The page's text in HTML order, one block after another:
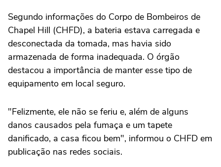
Segundo informações do Corpo de Bombeiros de
Chapel Hill (CHFD), a bateria estava carregada e
desconectada da tomada, mas havia sido
armazenada de forma inadequada. O órgão
destacou a importância de manter esse tipo de
equipamento em local seguro.
"Felizmente, ele não se feriu e, além de alguns
danos causados pela fumaça e um tapete
danificado, a casa ficou bem", informou o CHFD em
publicação nas redes sociais.